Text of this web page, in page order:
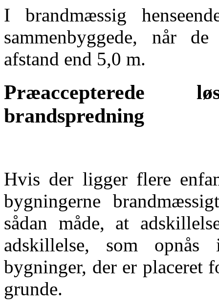
I brandmæssig
sammenbyggede, når
afstand end 5,0 m.
Præaccepterede
brandspredning
Hvis der ligger flere
bygningerne
sådan måde, at
adskillelse, som opnås
bygninger, der er placeret
grunde.